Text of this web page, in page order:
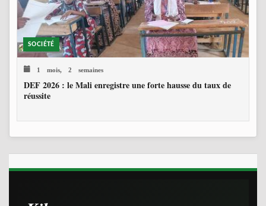
SOCIÉTÉ
1 mois, 2 semaines
DEF 2026 : le Mali enregistre une forte hausse du taux de
réussite